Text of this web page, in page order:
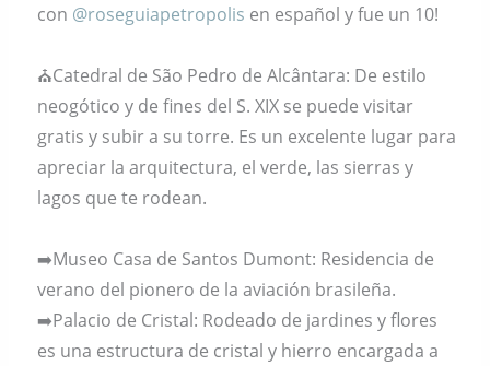
con @roseguiapetropolis en español y fue un 10!
⛪️Catedral de São Pedro de Alcântara: De estilo
neogótico y de fines del S. XIX se puede visitar
gratis y subir a su torre. Es un excelente lugar para
apreciar la arquitectura, el verde, las sierras y
lagos que te rodean.
➡️Museo Casa de Santos Dumont: Residencia de
verano del pionero de la aviación brasileña.
➡️Palacio de Cristal: Rodeado de jardines y flores
es una estructura de cristal y hierro encargada a